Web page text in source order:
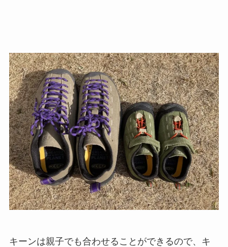
キーンは親子でも合わせることができるので、キ